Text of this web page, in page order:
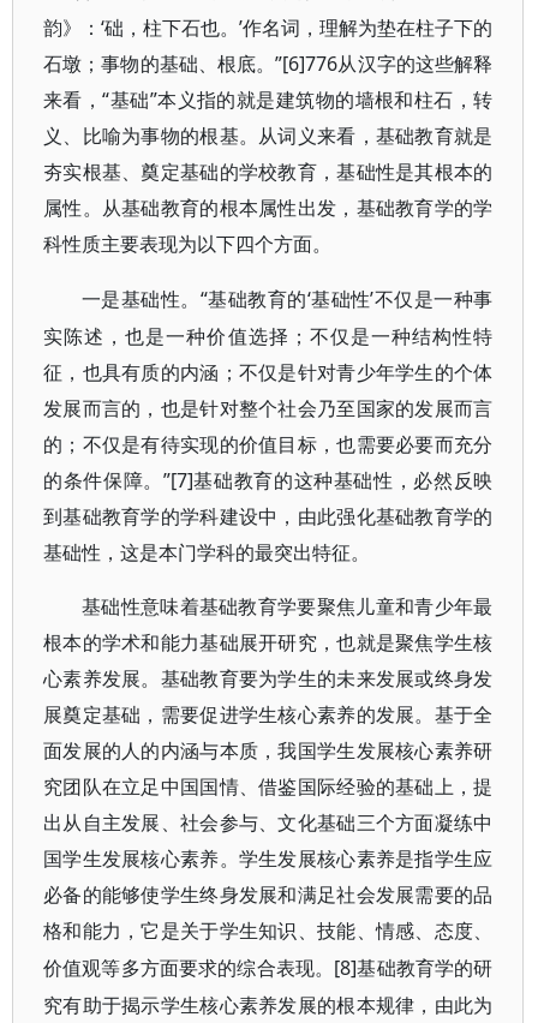
韵》：‘础，柱下石也。’作名词，理解为垫在柱子下的
石墩；事物的基础、根底。”[6]776从汉字的这些解释
来看，“基础”本义指的就是建筑物的墙根和柱石，转
义、比喻为事物的根基。从词义来看，基础教育就是
夯实根基、奠定基础的学校教育，基础性是其根本的
属性。从基础教育的根本属性出发，基础教育学的学
科性质主要表现为以下四个方面。
一是基础性。 “基础教育的‘基础性’不仅是一种事
实陈述，也是一种价值选择；不仅是一种结构性特
征，也具有质的内涵；不仅是针对青少年学生的个体
发展而言的，也是针对整个社会乃至国家的发展而言
的；不仅是有待实现的价值目标，也需要必要而充分
的条件保障。”[7]基础教育的这种基础性，必然反映
到基础教育学的学科建设中，由此强化基础教育学的
基础性，这是本门学科的最突出特征。
基础性意味着基础教育学要聚焦儿童和青少年最
根本的学术和能力基础展开研究，也就是聚焦学生核
心素养发展。基础教育要为学生的未来发展或终身发
展奠定基础，需要促进学生核心素养的发展。基于全
面发展的人的内涵与本质，我国学生发展核心素养研
究团队在立足中国国情、借鉴国际经验的基础上，提
出从自主发展、社会参与、文化基础三个方面凝练中
国学生发展核心素养。学生发展核心素养是指学生应
必备的能够使学生终身发展和满足社会发展需要的品
格和能力，它是关于学生知识、技能、情感、态度、
价值观等多方面要求的综合表现。 [8]基础教育学的研
究有助于揭示学生核心素养发展的根本规律，由此为